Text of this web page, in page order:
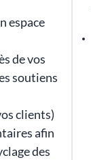
espace
de vos
soutiens
clients)
afin
des